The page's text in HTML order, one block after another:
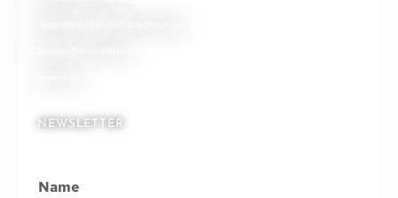
NEWSLETTER
Name